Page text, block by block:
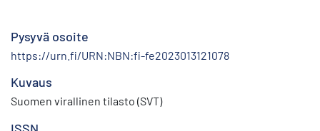
Pysyvä osoite
https://urn.fi/URN:NBN:fi-fe2023013121078
Kuvaus
Suomen virallinen tilasto (SVT)